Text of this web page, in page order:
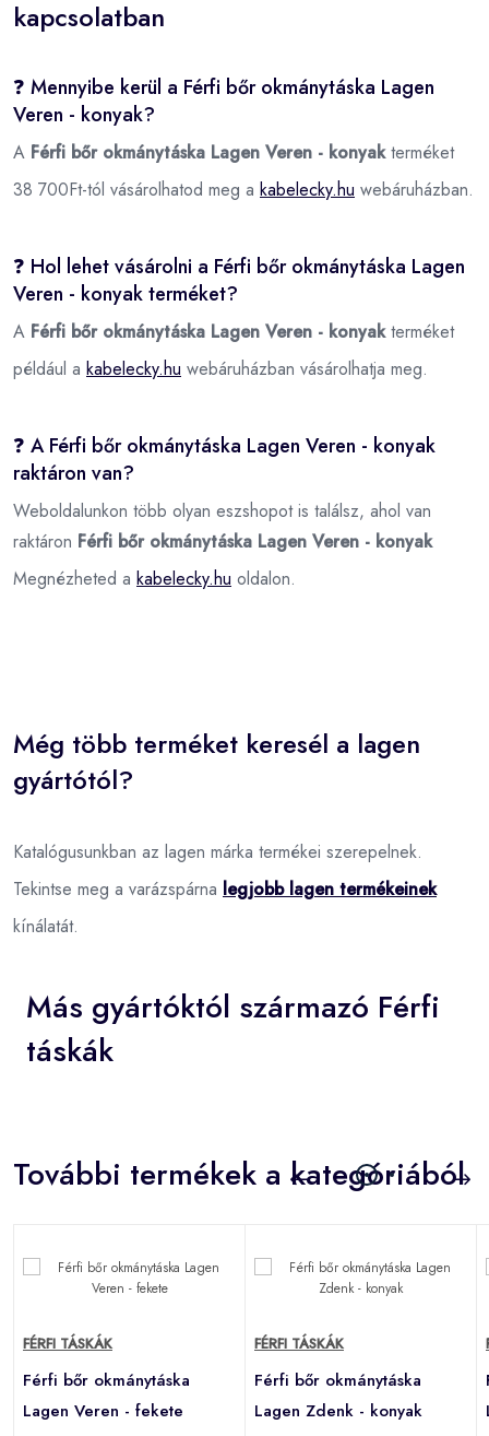
kapcsolatban
❓ Mennyibe kerül a Férfi bőr okmánytáska Lagen
Veren - konyak?
A Férfi bőr okmánytáska Lagen Veren - konyakterméket
38 700Ft-tól vásárolhatod meg a kabelecky.hu webáruházban.
❓ Hol lehet vásárolni a Férfi bőr okmánytáska Lagen
Veren - konyak terméket?
A Férfi bőr okmánytáska Lagen Veren - konyakterméket
például a kabelecky.hu webáruházban vásárolhatja meg.
❓ A Férfi bőr okmánytáska Lagen Veren - konyak
raktáron van?
Weboldalunkon több olyan eszshopot is találsz, ahol van
raktáron Férfi bőr okmánytáska Lagen Veren - konyak
Megnézheted a kabelecky.hu oldalon.
Még több terméket keresél a lagen
gyártótól?
Katalógusunkban az lagen márka termékei szerepelnek.
Tekintse meg a varázspárna legjobb lagen termékeinek
kínálatát.
Más gyártóktól származó Férfi
táskák
További termékek a kategóriából
FÉRFI TÁSKÁK
Férfi bőr okmánytáska
Lagen Veren - fekete
FÉRFI TÁSKÁK
Férfi bőr okmánytáska
Lagen Zdenk - konyak